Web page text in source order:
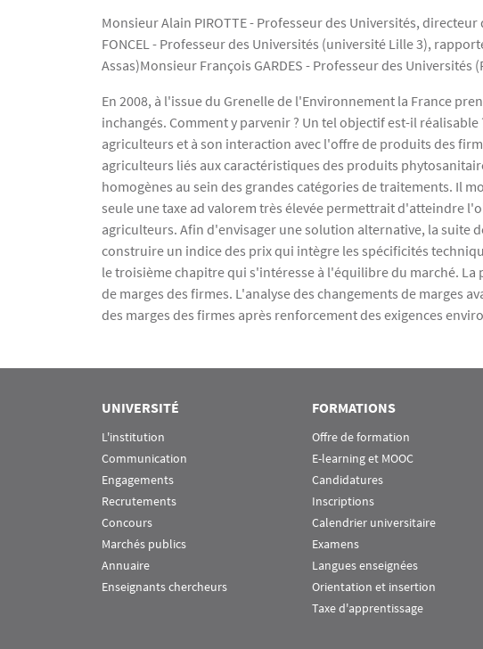
Monsieur Alain PIROTTE - Professeur des Universités,
FONCEL - Professeur des Universités (université Lille 3),
Assas)Monsieur François GARDES - Professeur des
En 2008, à l'issue du Grenelle de l'Environnement la France
inchangés. Comment y parvenir ? Un tel objectif est-il
agriculteurs et à son interaction avec l'offre de produits des
agriculteurs liés aux caractéristiques des produits
homogènes au sein des grandes catégories de traitements. Il
seule une taxe ad valorem très élevée permettrait d'atteindre
agriculteurs. Afin d'envisager une solution alternative, la suite
construire un indice des prix qui intègre les spécificités
le troisième chapitre qui s'intéresse à l'équilibre du marché.
de marges des firmes. L'analyse des changements de
des marges des firmes après renforcement des exigences
UNIVERSITÉ
L'institution
Communication
Engagements
Recrutements
Concours
Marchés publics
Annuaire
Enseignants chercheurs
FORMATIONS
Offre de formation
E-learning et MOOC
Candidatures
Inscriptions
Calendrier universitaire
Examens
Langues enseignées
Orientation et insertion
Taxe d'apprentissage